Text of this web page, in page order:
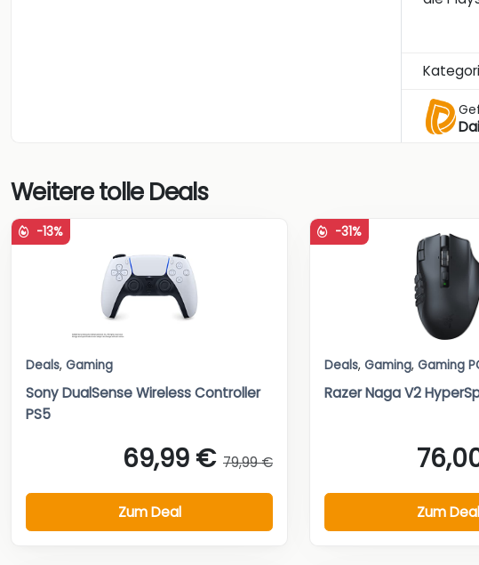
Weitere tolle Deals
-13%
Deals, Gaming
Sony DualSense Wireless Controller
PS5
69,99 € 79,99 €
Zum Deal
-31%
Deals, Gaming, Gaming
Razer Naga V2
Zum Deal